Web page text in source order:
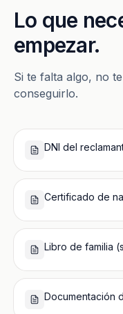
Lo que
empezar.
Si te falta algo, no
conseguirlo.
DNI del
Certificado de
Libro de familia
Documentación